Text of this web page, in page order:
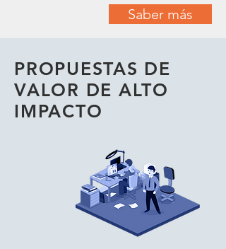
Saber más
PROPUESTAS DE
VALOR DE ALTO
IMPACTO